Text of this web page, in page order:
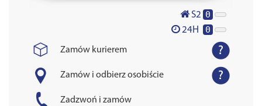
S2 0
24H 0
Zamów kurierem
Zamów i odbierz osobiście
Zadzwoń i zamów